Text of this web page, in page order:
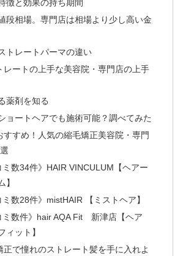
徴と効果の持ち期間
段相場。専門店は相場より少し高い金
トレートパーマの違い
レートの上手な美容院・専門店の上手
薬剤を知る
ョートヘアでも施術可能？調べてみた
すすめ！人気の縮毛矯正美容院・専門
ミ数34件》HAIR VINCULUM【ヘアー
】
数28件》mistHAIR 【ミストヘア】
ミ数件》hair AQA Fit 新津店【ヘア
ット】
正で憧れのストレート髪を手に入れよ